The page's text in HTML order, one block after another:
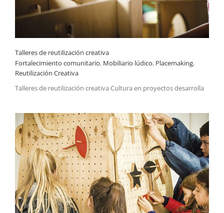
Talleres de reutilización creativa
Fortalecimiento comunitario, Mobiliario lúdico, Placemaking,
Reutilización Creativa
Talleres de reutilización creativa Cultura en proyectos desarrolla